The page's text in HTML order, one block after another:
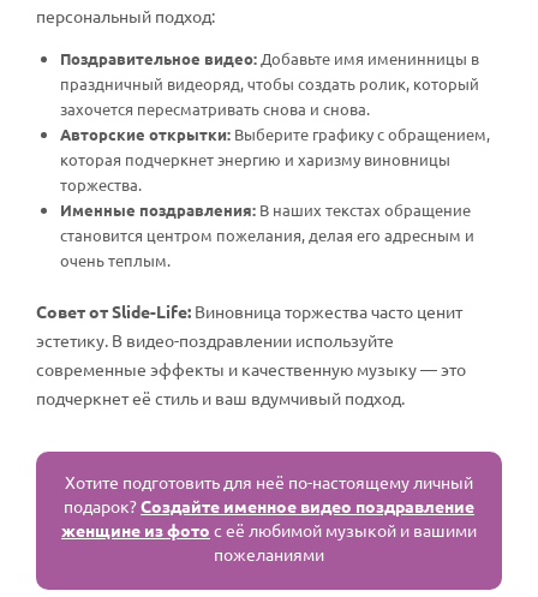
персональный подход:
Поздравительное видео: Добавьте имя именинницы в
праздничный видеоряд, чтобы создать ролик, который
захочется пересматривать снова и снова.
Авторские открытки: Выберите графику с обращением,
которая подчеркнет энергию и харизму виновницы
торжества.
Именные поздравления: В наших текстах обращение
становится центром пожелания, делая его адресным и
очень теплым.
Совет от Slide-Life: Виновница торжества часто ценит
эстетику. В видео-поздравлении используйте
современные эффекты и качественную музыку — это
подчеркнет её стиль и ваш вдумчивый подход.
Хотите подготовить для неё по-настоящему личный
подарок?Создайте именное видео поздравление
женщине из фото с её любимой музыкой и вашими
пожеланиями